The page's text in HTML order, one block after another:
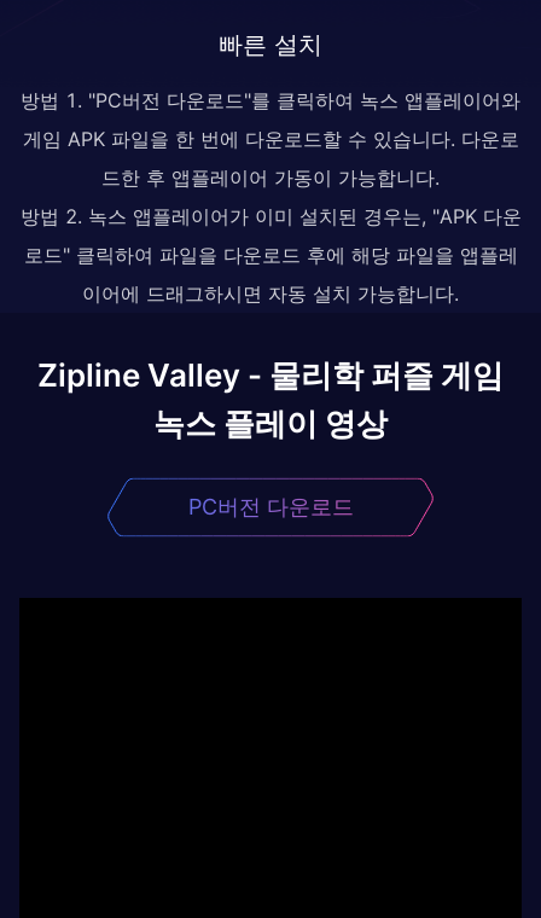
빠른 설치
방법 1. "PC버전 다운로드"를 클릭하여 녹스 앱플레이어와
게임 APK 파일을 한 번에 다운로드할 수 있습니다. 다운로
드한 후 앱플레이어 가동이 가능합니다.
방법 2. 녹스 앱플레이어가 이미 설치된 경우는, "APK 다운
로드" 클릭하여 파일을 다운로드 후에 해당 파일을 앱플레
이어에 드래그하시면 자동 설치 가능합니다.
Zipline Valley - 물리학 퍼즐 게임
녹스 플레이 영상
PC버전 다운로드